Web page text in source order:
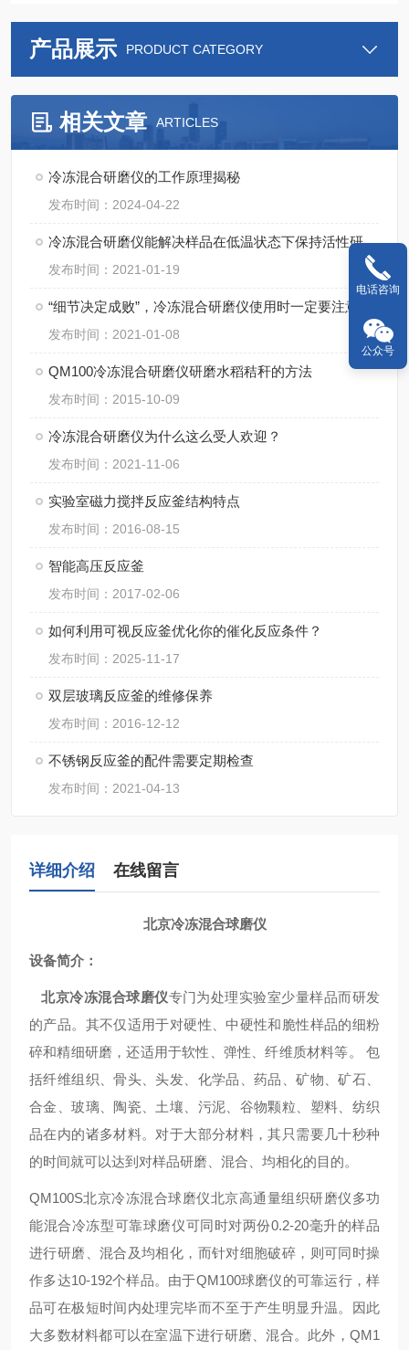
产品展示 PRODUCT CATEGORY
相关文章 ARTICLES
冷冻混合研磨仪的工作原理揭秘
发布时间：2024-04-22
冷冻混合研磨仪能解决样品在低温状态下保持活性研磨吗？
发布时间：2021-01-19
发布时间：2021-01-08
QM100冷冻混合研磨仪研磨水稻秸秆的方法
发布时间：2015-10-09
冷冻混合研磨仪为什么这么受人欢迎？
发布时间：2021-11-06
实验室磁力搅拌反应釜结构特点
发布时间：2016-08-15
智能高压反应釜
发布时间：2017-02-06
如何利用可视反应釜优化你的催化反应条件？
发布时间：2025-11-17
双层玻璃反应釜的维修保养
发布时间：2016-12-12
不锈钢反应釜的配件需要定期检查
发布时间：2021-04-13
详细介绍 在线留言
北京冷冻混合球磨仪
设备简介：
北京冷冻混合球磨仪专门为处理实验室少量样品而研发
的产品。其不仅适用于对硬性、中硬性和脆性样品的细粉
碎和精细研磨，还适用于软性、弹性、纤维质材料等。 包
括纤维组织、骨头、头发、化学品、药品、矿物、矿石、
合金、玻璃、陶瓷、土壤、污泥、谷物颗粒、塑料、纺织
品在内的诸多材料。对于大部分材料，其只需要几十秒种
的时间就可以达到对样品研磨、混合、均相化的目的。
QM100S北京冷冻混合球磨仪北京高通量组织研磨仪多功
能混合冷冻型可靠球磨仪可同时对两份0.2-20毫升的样品
进行研磨、混合及均相化，而针对细胞破碎，则可同时操
作多达10-192个样品。由于QM100球磨仪的可靠运行，样
品可在极短时间内处理完毕而不至于产生明显升温。因此
大多数材料都可以在室温下进行研磨、混合。此外，QM1
电话咨询
公众号